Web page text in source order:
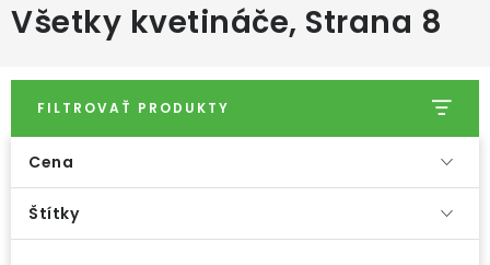
SERVIS INTERIÉROVEJ ZELENE
ODBORNÉ ČLÁNKY
MACHOVÉ STENY
Všetky kvetináče, Strana 8
FILTROVAŤ PRODUKTY
Cena
Štítky